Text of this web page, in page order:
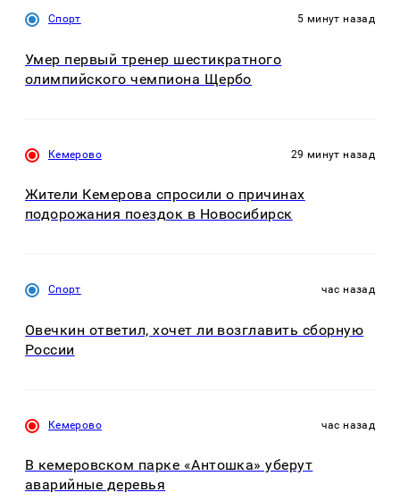
Спорт 5 минут назад
Умер первый тренер шестикратного
олимпийского чемпиона Щербо
Кемерово 29 минут назад
Жители Кемерова спросили о причинах
подорожания поездок в Новосибирск
Спорт час назад
Овечкин ответил, хочет ли возглавить сборную
России
Кемерово час назад
В кемеровском парке «Антошка» уберут
аварийные деревья